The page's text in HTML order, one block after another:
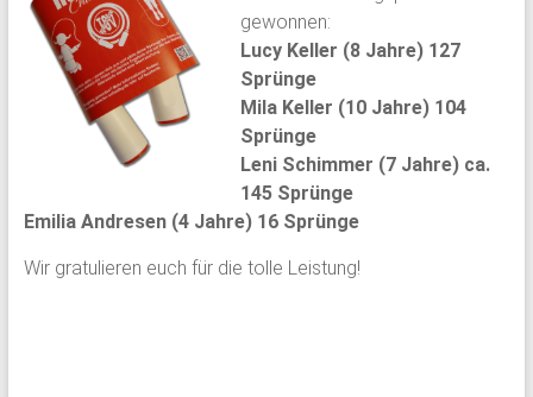
gewonnen:
Lucy Keller (8 Jahre) 127
Sprünge
Mila Keller (10 Jahre) 104
Sprünge
Leni Schimmer (7 Jahre) ca.
145 Sprünge
Emilia Andresen (4 Jahre) 16 Sprünge
Wir gratulieren euch für die tolle Leistung!